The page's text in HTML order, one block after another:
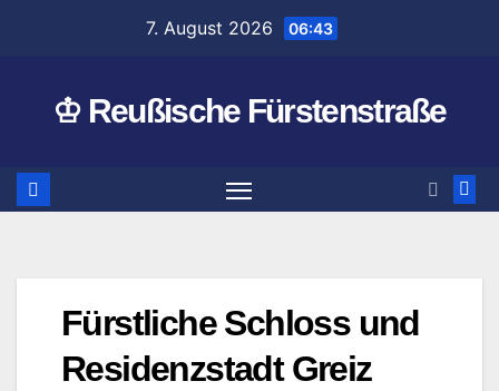
7. August 2026 06:43
♔ Reußische Fürstenstraße
Fürstliche Schloss und
Residenzstadt Greiz